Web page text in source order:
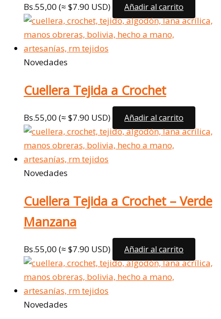
Bs.55,00 (≈ $7.90 USD) Añadir al carrito
Novedades
Cuellera Tejida a Crochet
Bs.55,00 (≈ $7.90 USD) Añadir al carrito
Novedades
Cuellera Tejida a Crochet – Verde
Manzana
Bs.55,00 (≈ $7.90 USD) Añadir al carrito
Novedades